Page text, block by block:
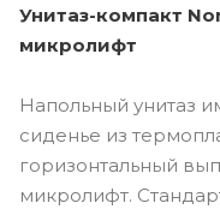
Унитаз-компакт
микролифт
Напольный унитаз
сиденье из
горизонтальный
микролифт.